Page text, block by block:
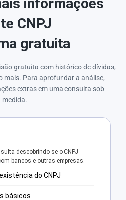
informações
CNPJ
gratuita
gratuita com histórico de dívidas,
mais. Para aprofundar a análise,
extras em uma consulta sob
medida.
descobrindo se o CNPJ
bancos e outras empresas.
do CNPJ
básicos